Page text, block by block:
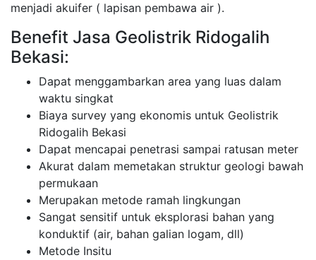
menjadi akuifer ( lapisan pembawa air ).
Benefit Jasa Geolistrik Ridogalih
Bekasi:
Dapat menggambarkan area yang luas dalam
waktu singkat
Biaya survey yang ekonomis untuk Geolistrik
Ridogalih Bekasi
Dapat mencapai penetrasi sampai ratusan meter
Akurat dalam memetakan struktur geologi bawah
permukaan
Merupakan metode ramah lingkungan
Sangat sensitif untuk eksplorasi bahan yang
konduktif (air, bahan galian logam, dll)
Metode Insitu